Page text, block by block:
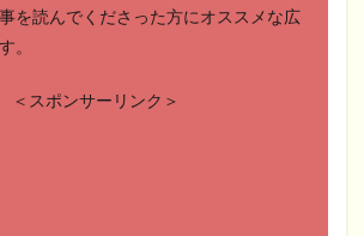
を読んでくださった方にオススメな広
。
＜スポンサーリンク＞